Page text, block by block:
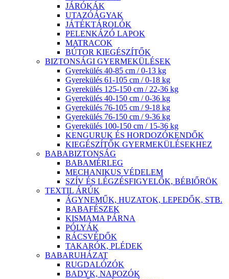
JÁRÓKÁK
UTAZÓÁGYAK
JÁTÉKTÁROLÓK
PELENKÁZÓ LAPOK
MATRACOK
BÚTOR KIEGÉSZÍTŐK
BIZTONSÁGI GYERMEKÜLÉSEK
Gyerekülés 40-85 cm / 0-13 kg
Gyerekülés 61-105 cm / 0-18 kg
Gyerekülés 125-150 cm / 22-36 kg
Gyerekülés 40-150 cm / 0-36 kg
Gyerekülés 76-105 cm / 9-18 kg
Gyerekülés 76-150 cm / 9-36 kg
Gyerekülés 100-150 cm / 15-36 kg
KENGURUK ÉS HORDOZÓKENDŐK
KIEGÉSZÍTŐK GYERMEKÜLÉSEKHEZ
BABABIZTONSÁG
BABAMÉRLEG
MECHANIKUS VÉDELEM
SZÍV ÉS LÉGZÉSFIGYELŐK, BÉBIŐRÖK
TEXTIL ÁRÚK
ÁGYNEMŰK, HUZATOK, LEPEDŐK, STB.
BABAFÉSZEK
KISMAMA PÁRNA
PÓLYÁK
RÁCSVÉDŐK
TAKARÓK, PLÉDEK
BABARUHÁZAT
RUGDALÓZÓK
BADYK, NAPOZÓK